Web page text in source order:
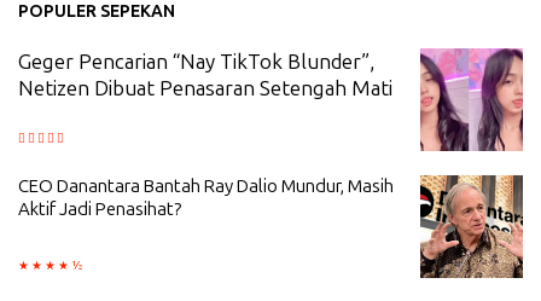
POPULER SEPEKAN
Geger Pencarian “Nay TikTok Blunder”,
Netizen Dibuat Penasaran Setengah Mati
CEO Danantara Bantah Ray Dalio Mundur, Masih
Aktif Jadi Penasihat?